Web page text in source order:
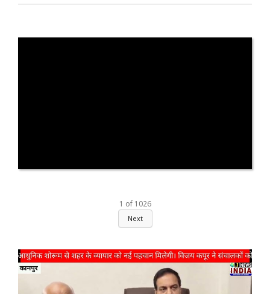
1 of 1026
Next